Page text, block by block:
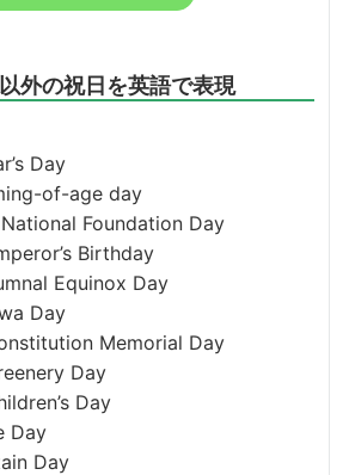
外の祝日を英語で表現
Day
of-age day
National Foundation Day
Birthday
Equinox Day
Day
Memorial Day
Day
Day
Day
Day